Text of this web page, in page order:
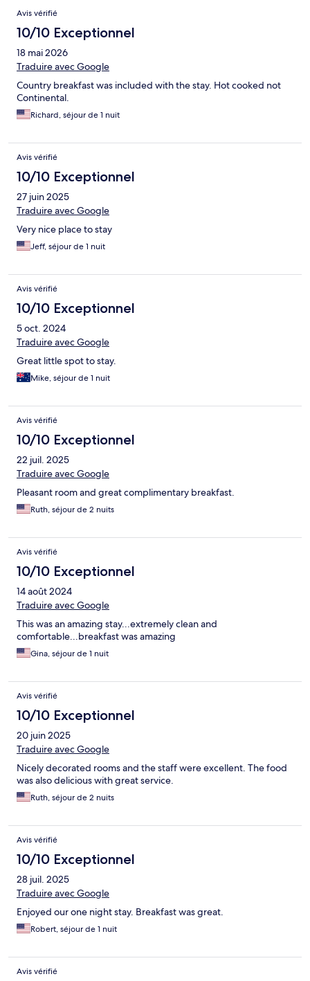
Avis vérifié
10/10 Exceptionnel
18 mai 2026
Traduire avec Google
Country breakfast was included with the stay. Hot cooked not
Continental.
Richard, séjour de 1 nuit
Avis vérifié
10/10 Exceptionnel
27 juin 2025
Traduire avec Google
Very nice place to stay
Jeff, séjour de 1 nuit
Avis vérifié
10/10 Exceptionnel
5 oct. 2024
Traduire avec Google
Great little spot to stay.
Mike, séjour de 1 nuit
Avis vérifié
10/10 Exceptionnel
22 juil. 2025
Traduire avec Google
Pleasant room and great complimentary breakfast.
Ruth, séjour de 2 nuits
Avis vérifié
10/10 Exceptionnel
14 août 2024
Traduire avec Google
This was an amazing stay...extremely clean and
comfortable...breakfast was amazing
Gina, séjour de 1 nuit
Avis vérifié
10/10 Exceptionnel
20 juin 2025
Traduire avec Google
Nicely decorated rooms and the staff were excellent. The food
was also delicious with great service.
Ruth, séjour de 2 nuits
Avis vérifié
10/10 Exceptionnel
28 juil. 2025
Traduire avec Google
Enjoyed our one night stay. Breakfast was great.
Robert, séjour de 1 nuit
Avis vérifié